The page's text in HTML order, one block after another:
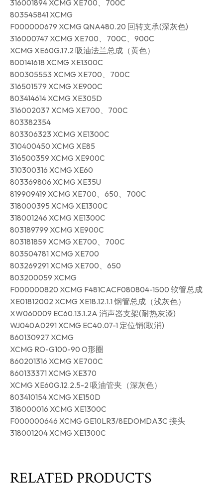
316001894 XCMG XE700、700C
803545841 XCMG
F000000679 XCMG QNA480.20 回转支承(深灰色)
316000747 XCMG XE700、700C、900C
XCMG XE60G.17.2 吸油法兰总成（黄色）
800141618 XCMG XE1300C
800305553 XCMG XE700、700C
316501579 XCMG XE900C
803414614 XCMG XE305D
316002037 XCMG XE700、700C
803382354
803306323 XCMG XE1300C
310400450 XCMG XE85
316500359 XCMG XE900C
310300316 XCMG XE60
803369806 XCMG XE35U
819909419 XCMG XE700、650、700C
318000395 XCMG XE1300C
318001246 XCMG XE1300C
803189799 XCMG XE900C
803181859 XCMG XE700、700C
803504781 XCMG XE700
803269291 XCMG XE700、650
803200059 XCMG
F000000820 XCMG F481CACF080804-1500 软管总成
XE01812002 XCMG XE18.12.1.1 钢管总成（浅灰色）
XW060009 EC60.13.1.2A 消声器支架(耐热灰漆)
WJ040A0291 XCMG EC40.07-1 定位销(取消)
860130927 XCMG
XCMG RO-G100-90 O形圈
860201316 XCMG XE700C
860133371 XCMG XE370
XCMG XE60G.12.2.5-2 吸油管夹（深灰色）
803410154 XCMG XE150D
318000016 XCMG XE1300C
F000000646 XCMG GE10LR3/8EDOMDA3C 接头
318001204 XCMG XE1300C
RELATED PRODUCTS